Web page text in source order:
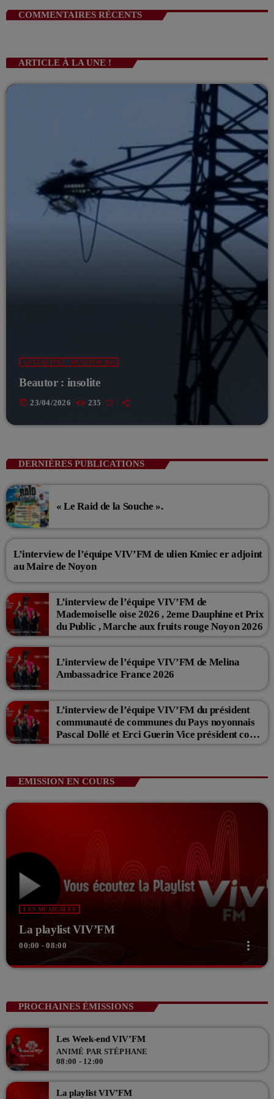
COMMENTAIRES RÉCENTS
ARTICLE À LA UNE !
ACTUALITÉS - BEAUTOR (02)
Beautor : insolite
today 23/04/2026 235
DERNIÈRES PUBLICATIONS
« Le Raid de la Souche ».
L’interview de l’équipe VIV’FM de ulien Kmiec er adjoint
au Maire de Noyon
L’interview de l’équipe VIV’FM de
Mademoiselle oise 2026 , 2eme Dauphine et Prix
du Public , Marche aux fruits rouge Noyon 2026
L’interview de l’équipe VIV’FM de Melina
Ambassadrice France 2026
L’interview de l’équipe VIV’FM du président
communauté de communes du Pays noyonnais
Pascal Dollé et Erci Guerin Vice président com
de com
EMISSION EN COURS
LES MUSICALES
La playlist VIV’FM
00:00 - 08:00 more_vert
PROCHAINES ÉMISSIONS
Les Week-end VIV’FM
ANIMÉ PAR STÉPHANE
08:00 - 12:00
La playlist VIV’FM